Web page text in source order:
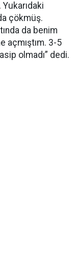
çökmüş.
da benim
açmıştım. 3-5
olmadı” dedi.